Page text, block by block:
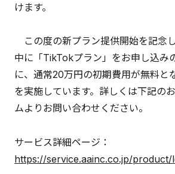
けます。
この度の新プラン提供開始を記念
中に「TikTokプラン」をお申し込み
に、通常20万円の初期費用が無料と
を実施しています。詳しくは下記の
ムよりお問い合わせください。
サービス詳細ページ：
https://service.aainc.co.jp/